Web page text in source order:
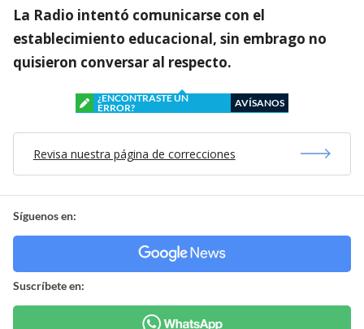
La Radio intentó comunicarse con el
establecimiento educacional, sin embrago no
quisieron conversar al respecto.
¿ENCONTRASTE UN
ERROR?
AVÍSANOS
Revisa nuestra página de correcciones
Síguenos en:
Suscríbete en: